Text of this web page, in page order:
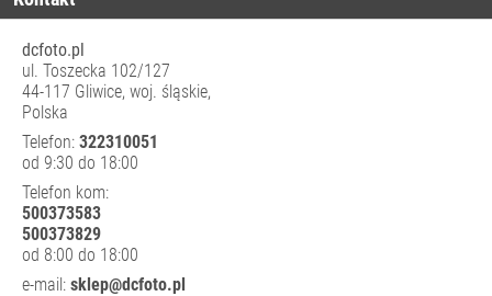
LAMP
dcfoto.pl
ul. Toszecka 102/127
44-117 Gliwice, woj. śląskie,
Polska
Telefon: 322310051
od 9:30 do 18:00
Telefon kom:
500373583
500373829
od 8:00 do 18:00
e-mail: sklep@dcfoto.pl